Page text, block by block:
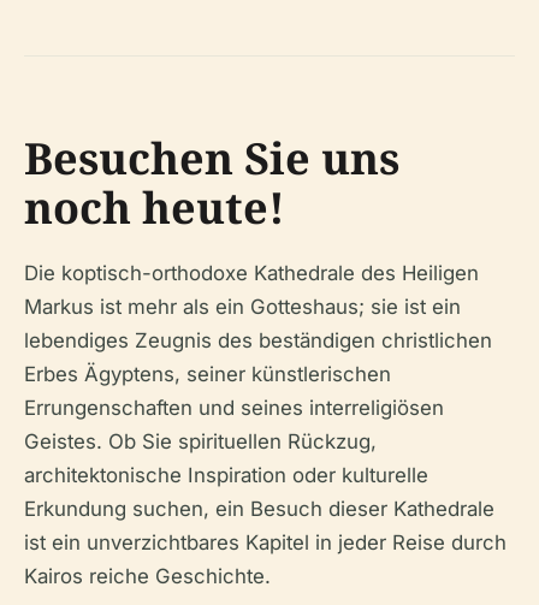
Besuchen Sie uns
noch heute!
Die koptisch-orthodoxe Kathedrale des Heiligen
Markus ist mehr als ein Gotteshaus; sie ist ein
lebendiges Zeugnis des beständigen christlichen
Erbes Ägyptens, seiner künstlerischen
Errungenschaften und seines interreligiösen
Geistes. Ob Sie spirituellen Rückzug,
architektonische Inspiration oder kulturelle
Erkundung suchen, ein Besuch dieser Kathedrale
ist ein unverzichtbares Kapitel in jeder Reise durch
Kairos reiche Geschichte.